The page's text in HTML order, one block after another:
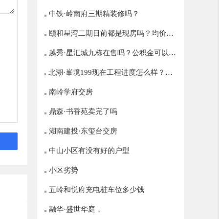
中铁·岭南府三期精装修吗？
颐和星湾二期目前都是现房吗？均价多
少？
越秀·星汇城九栋在售吗？公积金可以贷
多少？
北湖·峯境199现在工程进度怎么样？什
么时候开盘？
南岭学府交房
鼎森·书香苑卖完了吗
湖南建投·东玺台交房
中山小区有没有好的户型
小区劣势
五岭和悦府充电桩车位多少钱
融华·盛世华庭，